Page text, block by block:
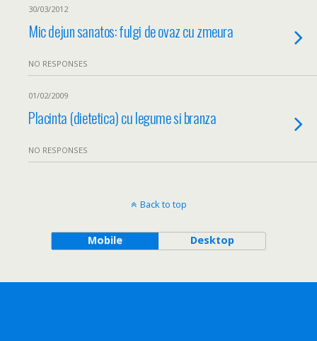
30/03/2012
Mic dejun sanatos: fulgi de ovaz cu zmeura
NO RESPONSES
01/02/2009
Placinta (dietetica) cu legume si branza
NO RESPONSES
Back to top
Mobile Desktop